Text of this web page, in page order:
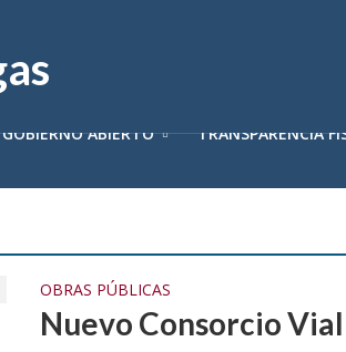
GOBIERNO ABIERTO TRANSPARENCIA
OBRAS PÚBLICAS
Nuevo Consorcio